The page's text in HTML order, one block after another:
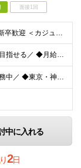
面接1回
学歴不問／未経験歓迎／第二新卒歓迎 ＜カジュアル面談実施中！＞ 事前準備は一切不要。 画面オフのカジュアル面談も歓迎です。 「今の現場、ちょっとレガシーで先が見えなくて…」 「市場価値を上げたいん
＼副業OK・年収800万以上も目指せる／ ◆月給40万円～70万円＋賞与年2回 ※経験・年齢・能力を考慮の上、当社規定により優遇いたします ※試用期間1ヶ月あり、待遇等に差異なし ※残業代別途全額支給
＼全社員週2～3日リモート勤務中／ ◆東京・神奈川・埼玉・千葉などの各プロジェクト先 ※希望勤務地を考慮します。 ※お客様先の9割は、東京23区内です。 ※転居を伴う転勤はありません。 ※客先常駐の場
中に入れる
2日